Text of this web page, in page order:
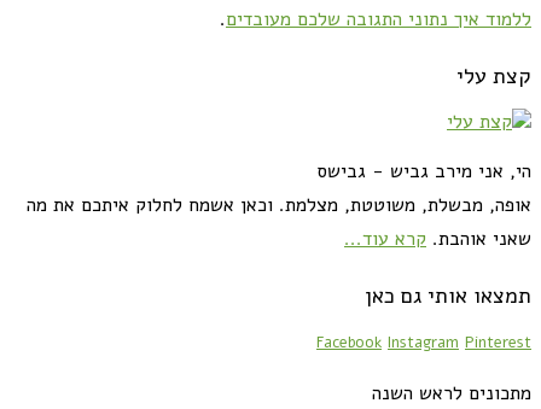
ללמוד איך נתוני התגובה שלכם מעובדים.
קצת עלי
הי, אני מירב גביש - גבישס
אופה, מבשלת, משוטטת, מצלמת. וכאן אשמח לחלוק איתכם את מה
שאני אוהבת. קרא עוד...
תמצאו אותי גם כאן
Facebook Instagram Pinterest
מתכונים לראש השנה